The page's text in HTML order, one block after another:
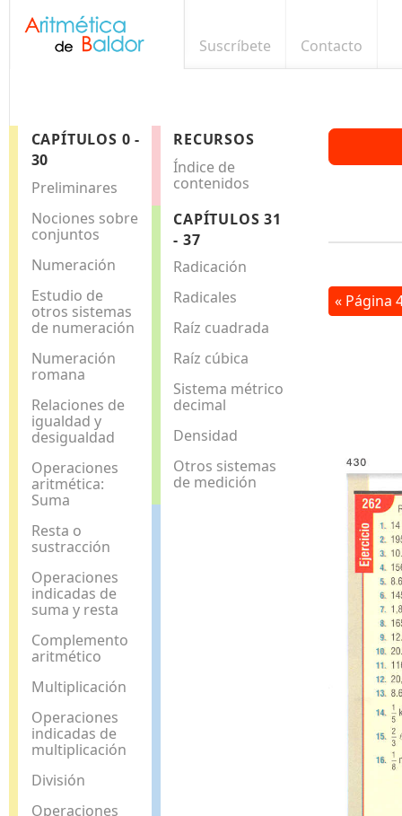
Suscríbete Contacto
CAPÍTULOS 0 -
30
Preliminares
Nociones sobre
conjuntos
Numeración
Estudio de
otros sistemas
de numeración
Numeración
romana
Relaciones de
igualdad y
desigualdad
Operaciones
aritmética:
Suma
Resta o
sustracción
Operaciones
indicadas de
suma y resta
Complemento
aritmético
Multiplicación
Operaciones
indicadas de
multiplicación
División
Operaciones
RECURSOS
Índice de
contenidos
CAPÍTULOS 31
- 37
Radicación
Radicales
Raíz cuadrada
Raíz cúbica
Sistema métrico
decimal
Densidad
Otros sistemas
de medición
« Página